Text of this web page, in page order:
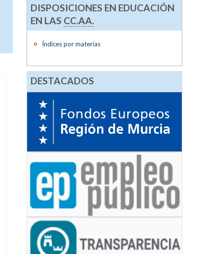
DISPOSICIONES EN EDUCACIÓN
EN LAS CC.AA.
Índices por materias
DESTACADOS